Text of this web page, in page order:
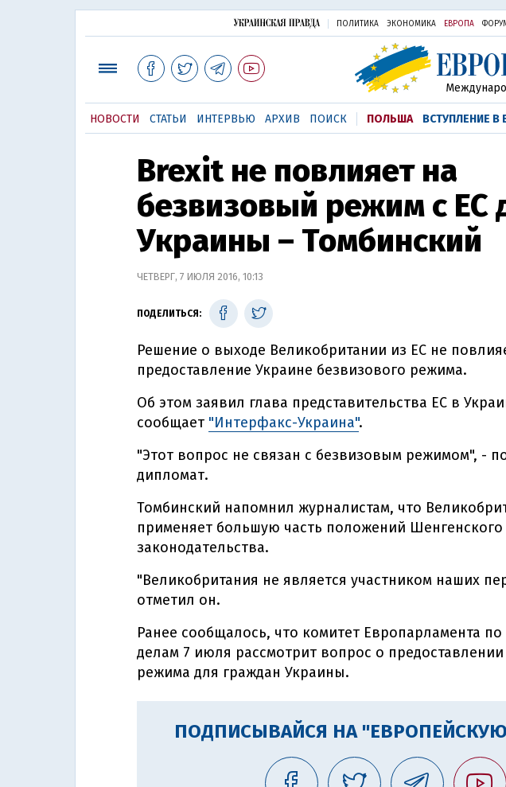
ПОЛИТИКА ЭКОНОМИКА ЕВРОПА
НОВОСТИ СТАТЬИ ИНТЕРВЬЮ АРХИВ ПОИСК ПОЛЬША ВСТУПЛЕНИЕ В
Brexit не повлияет на
безвизовый режим с ЕС
Украины – Томбинский
ЧЕТВЕРГ, 7 ИЮЛЯ 2016, 10:13
ПОДЕЛИТЬСЯ:
Решение о выходе Великобритании из ЕС не
предоставление Украине безвизового режима.
Об этом заявил глава представительства ЕС в
сообщает "Интерфакс-Украина".
"Этот вопрос не связан с безвизовым режимом", -
дипломат.
Томбинский напомнил журналистам, что
применяет большую часть положений Шенгенского
законодательства.
"Великобритания не является участником наших
отметил он.
Ранее сообщалось, что комитет Европарламента
делам 7 июля рассмотрит вопрос о предоставлении
режима для граждан Украины.
ПОДПИСЫВАЙСЯ НА